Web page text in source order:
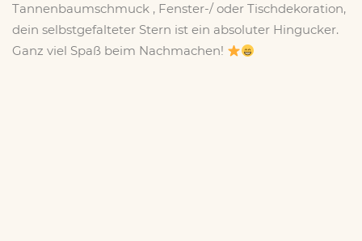
Tannenbaumschmuck , Fenster-/ oder Tischdekoration,
dein selbstgefalteter Stern ist ein absoluter Hingucker.
Ganz viel Spaß beim Nachmachen!